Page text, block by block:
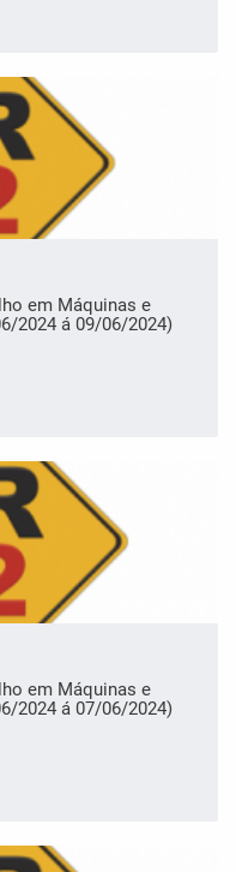
em Máquinas e
2024 á 09/06/2024)
em Máquinas e
2024 á 07/06/2024)